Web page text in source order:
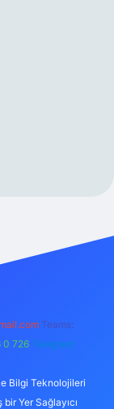
Teams:
0 726 Telegram:
Bilgi Teknolojileri
Yer Sağlayıcı